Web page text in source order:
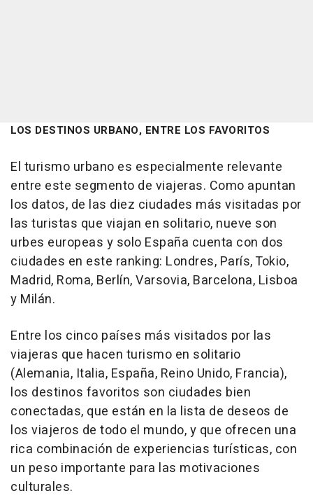
LOS DESTINOS URBANO, ENTRE LOS FAVORITOS
El turismo urbano es especialmente relevante
entre este segmento de viajeras. Como apuntan
los datos, de las diez ciudades más visitadas por
las turistas que viajan en solitario, nueve son
urbes europeas y solo España cuenta con dos
ciudades en este ranking: Londres, París, Tokio,
Madrid, Roma, Berlín, Varsovia, Barcelona, Lisboa
y Milán.
Entre los cinco países más visitados por las
viajeras que hacen turismo en solitario
(Alemania, Italia, España, Reino Unido, Francia),
los destinos favoritos son ciudades bien
conectadas, que están en la lista de deseos de
los viajeros de todo el mundo, y que ofrecen una
rica combinación de experiencias turísticas, con
un peso importante para las motivaciones
culturales.